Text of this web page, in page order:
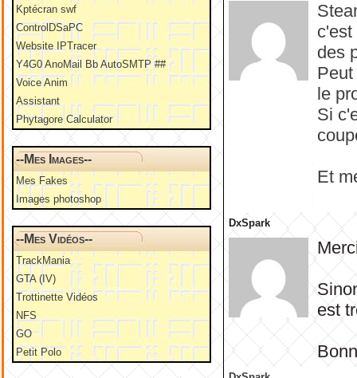
Kptécran swf
ControlDSaPC
Website IPTracer
Y4G0 AnoMail Bb AutoSMTP ##
Voice Anim
Assistant
Phytagore Calculator
--Mes Images--
Mes Fakes
Images photoshop
--Mes Vidéos--
TrackMania
GTA (IV)
Trottinette Vidéos
NFS
GO
Petit Polo
c'est
des
le
Si
Et
DxSpark
est